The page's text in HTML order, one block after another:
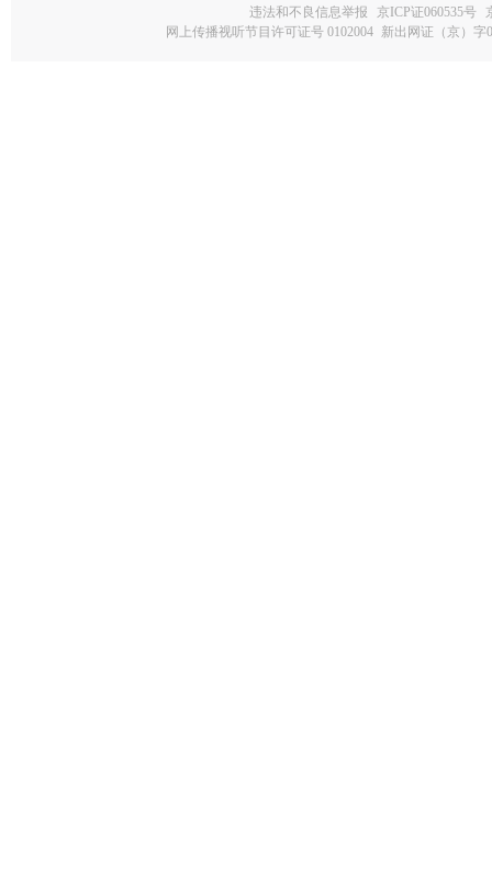
违法和不良信息举报 京ICP证060535号
网上传播视听节目许可证号 0102004 新出网证（京）